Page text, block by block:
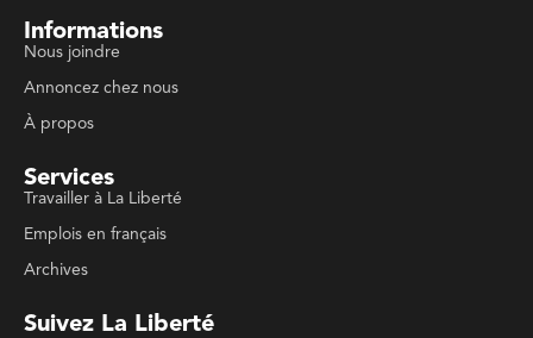
Informations
Nous joindre
Annoncez chez nous
À propos
Services
Travailler à La Liberté
Emplois en français
Archives
Suivez La Liberté